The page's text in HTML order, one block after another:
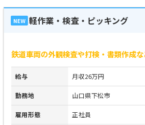
NEW 軽作業・検査・ピッキング
鉄道車両の外観検査や打検・書類作成
給与 月収26万円
勤務地 山口県下松市
雇用形態 正社員